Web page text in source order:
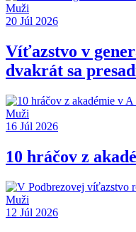
Muži
20 Júl 2026
Víťazstvo v
dvakrát sa
Muži
16 Júl 2026
10 hráčov z
Muži
12 Júl 2026